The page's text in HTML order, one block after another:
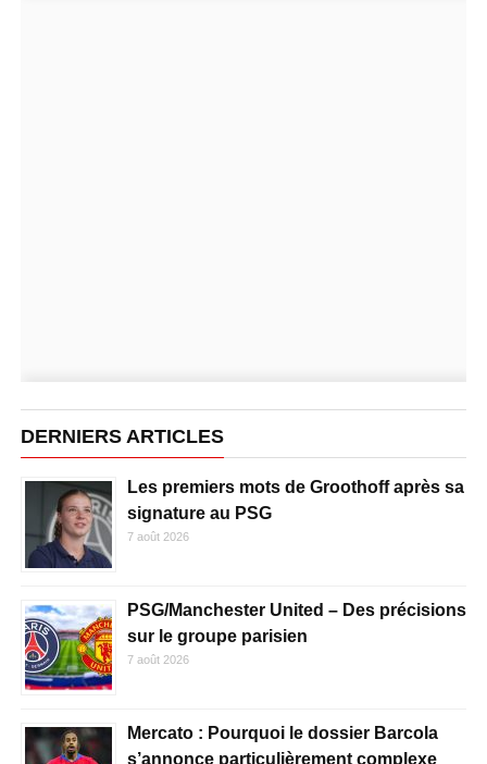
DERNIERS ARTICLES
Les premiers mots de Groothoff après sa
signature au PSG
7 août 2026
PSG/Manchester United – Des précisions
sur le groupe parisien
7 août 2026
Mercato : Pourquoi le dossier Barcola
s’annonce particulièrement complexe